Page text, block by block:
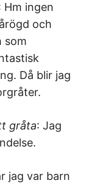
Hm ingen
och
som
Då blir jag
gråta: Jag
jag var barn